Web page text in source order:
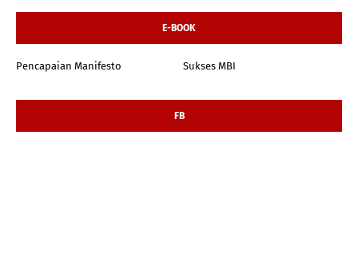
E-BOOK
Pencapaian Manifesto Sukses MBI
FB